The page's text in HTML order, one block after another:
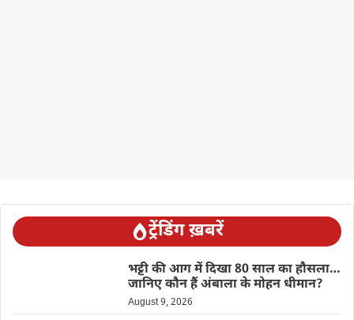
ट्रेंडिंग ख़बरें
भट्टी की आग में दिखा 80 साल का हौसला…
जानिए कौन हैं अंबाला के मोहन धीमान?
August 9, 2026